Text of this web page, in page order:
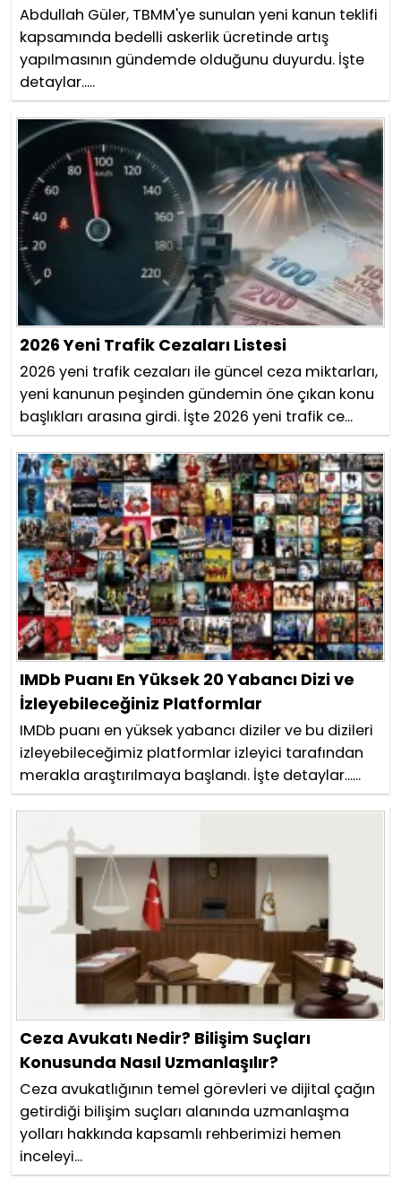
Abdullah Güler, TBMM'ye sunulan yeni kanun teklifi
kapsamında bedelli askerlik ücretinde artış
yapılmasının gündemde olduğunu duyurdu. İşte
detaylar.....
2026 Yeni Trafik Cezaları Listesi
2026 yeni trafik cezaları ile güncel ceza miktarları,
yeni kanunun peşinden gündemin öne çıkan konu
başlıkları arasına girdi. İşte 2026 yeni trafik ce...
IMDb Puanı En Yüksek 20 Yabancı Dizi ve
İzleyebileceğiniz Platformlar
IMDb puanı en yüksek yabancı diziler ve bu dizileri
izleyebileceğimiz platformlar izleyici tarafından
merakla araştırılmaya başlandı. İşte detaylar......
Ceza Avukatı Nedir? Bilişim Suçları
Konusunda Nasıl Uzmanlaşılır?
Ceza avukatlığının temel görevleri ve dijital çağın
getirdiği bilişim suçları alanında uzmanlaşma
yolları hakkında kapsamlı rehberimizi hemen
inceleyi...